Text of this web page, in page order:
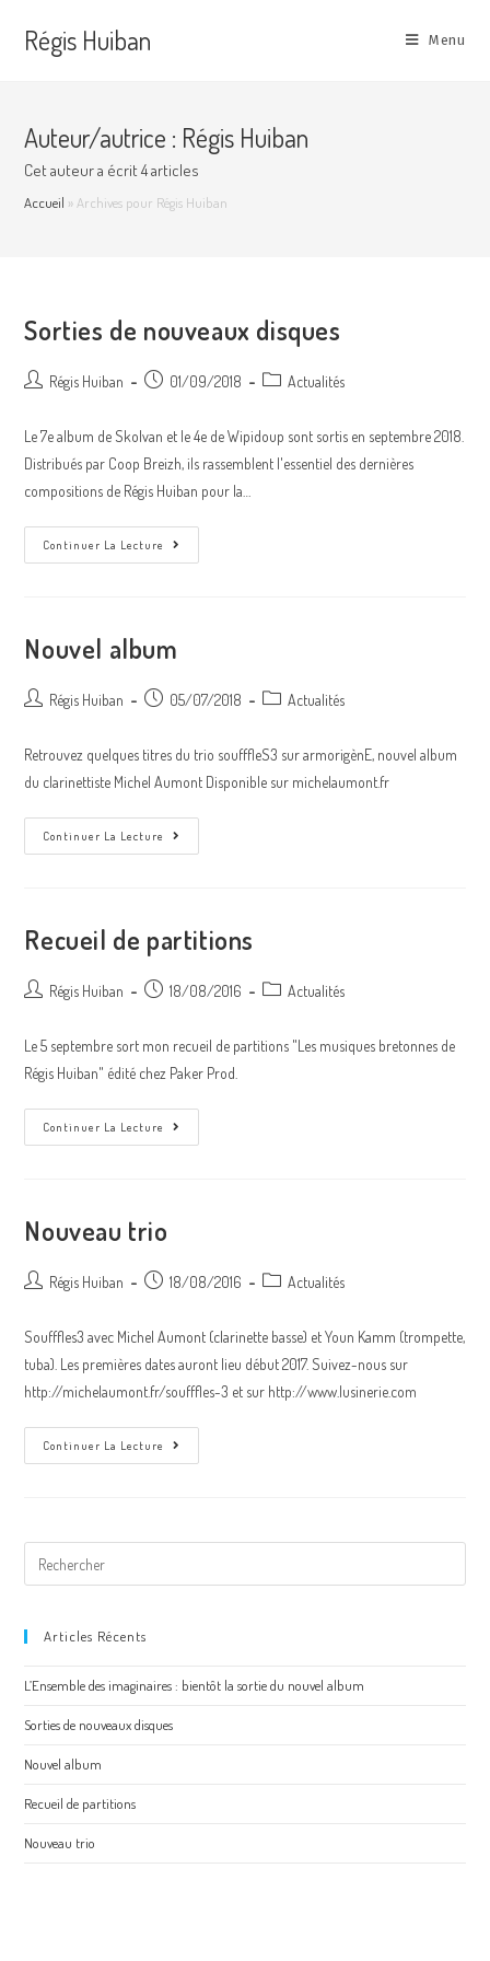
Régis Huiban Menu
Auteur/autrice : Régis Huiban
Cet auteur a écrit 4 articles
Accueil » Archives pour Régis Huiban
Sorties de nouveaux disques
Auteur/autrice
la
Régis Huiban
Post 01/09/2018
Post Actualités
Le 7e album de Skolvan et le 4e de Wipidoup sont sortis en septembre 2018.
Distribués par Coop Breizh, ils rassemblent l'essentiel des dernières
compositions de Régis Huiban pour la…
Continuer La Lecture
Sorties
De
Nouvel album
Auteur/autrice
la
publication :
Régis Huiban
Post 05/07/2018
Post Actualités
Retrouvez quelques titres du trio soufffleS3 sur armorigènE, nouvel album
du clarinettiste Michel Aumont Disponible sur michelaumont.fr
Continuer La Lecture
Nouvel
Album
Recueil de partitions
Auteur/autrice
la
publication :
Régis Huiban
Post 18/08/2016
Post Actualités
Le 5 septembre sort mon recueil de partitions "Les musiques bretonnes de
Régis Huiban" édité chez Paker Prod.
Continuer La Lecture
Recueil
De
Nouveau trio
Auteur/autrice
la
Régis Huiban
Post 18/08/2016
Post Actualités
Soufffles3 avec Michel Aumont (clarinette basse) et Youn Kamm (trompette,
tuba). Les premières dates auront lieu début 2017. Suivez-nous sur
http://michelaumont.fr/soufffles-3 et sur http://www.lusinerie.com
Continuer La Lecture
Nouveau
Trio
Rechercher
sur
Articles Récents
L’Ensemble des imaginaires : bientôt la sortie du nouvel album
Sorties de nouveaux disques
Nouvel album
Recueil de partitions
Nouveau trio